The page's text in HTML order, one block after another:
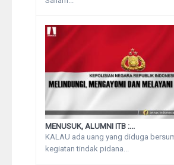
MENUSUK, ALUMNI ITB :...
KALAU ada uang yang diduga
kegiatan tindak pidana...